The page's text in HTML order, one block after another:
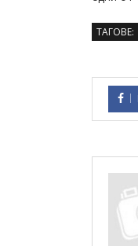
ТАГОВЕ: